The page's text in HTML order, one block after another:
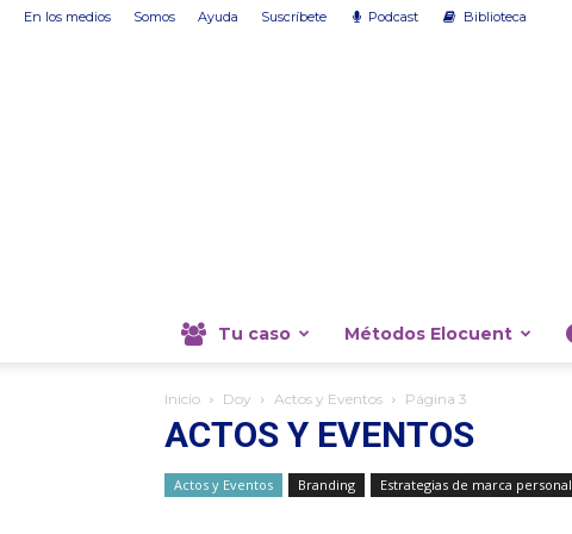
En los medios Somos Ayuda Suscríbete Podcast Biblioteca
Tu caso Métodos Elocuent
Inicio Doy Actos y Eventos Página 3
ACTOS Y EVENTOS
Actos y Eventos Branding Estrategias de marca personal